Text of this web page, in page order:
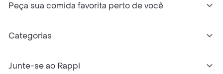
Peça sua comida favorita perto de você
Categorias
Junte-se ao Rappi